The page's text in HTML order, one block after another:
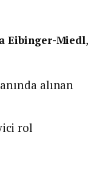
Eibinger-Miedl,
alınan
rol